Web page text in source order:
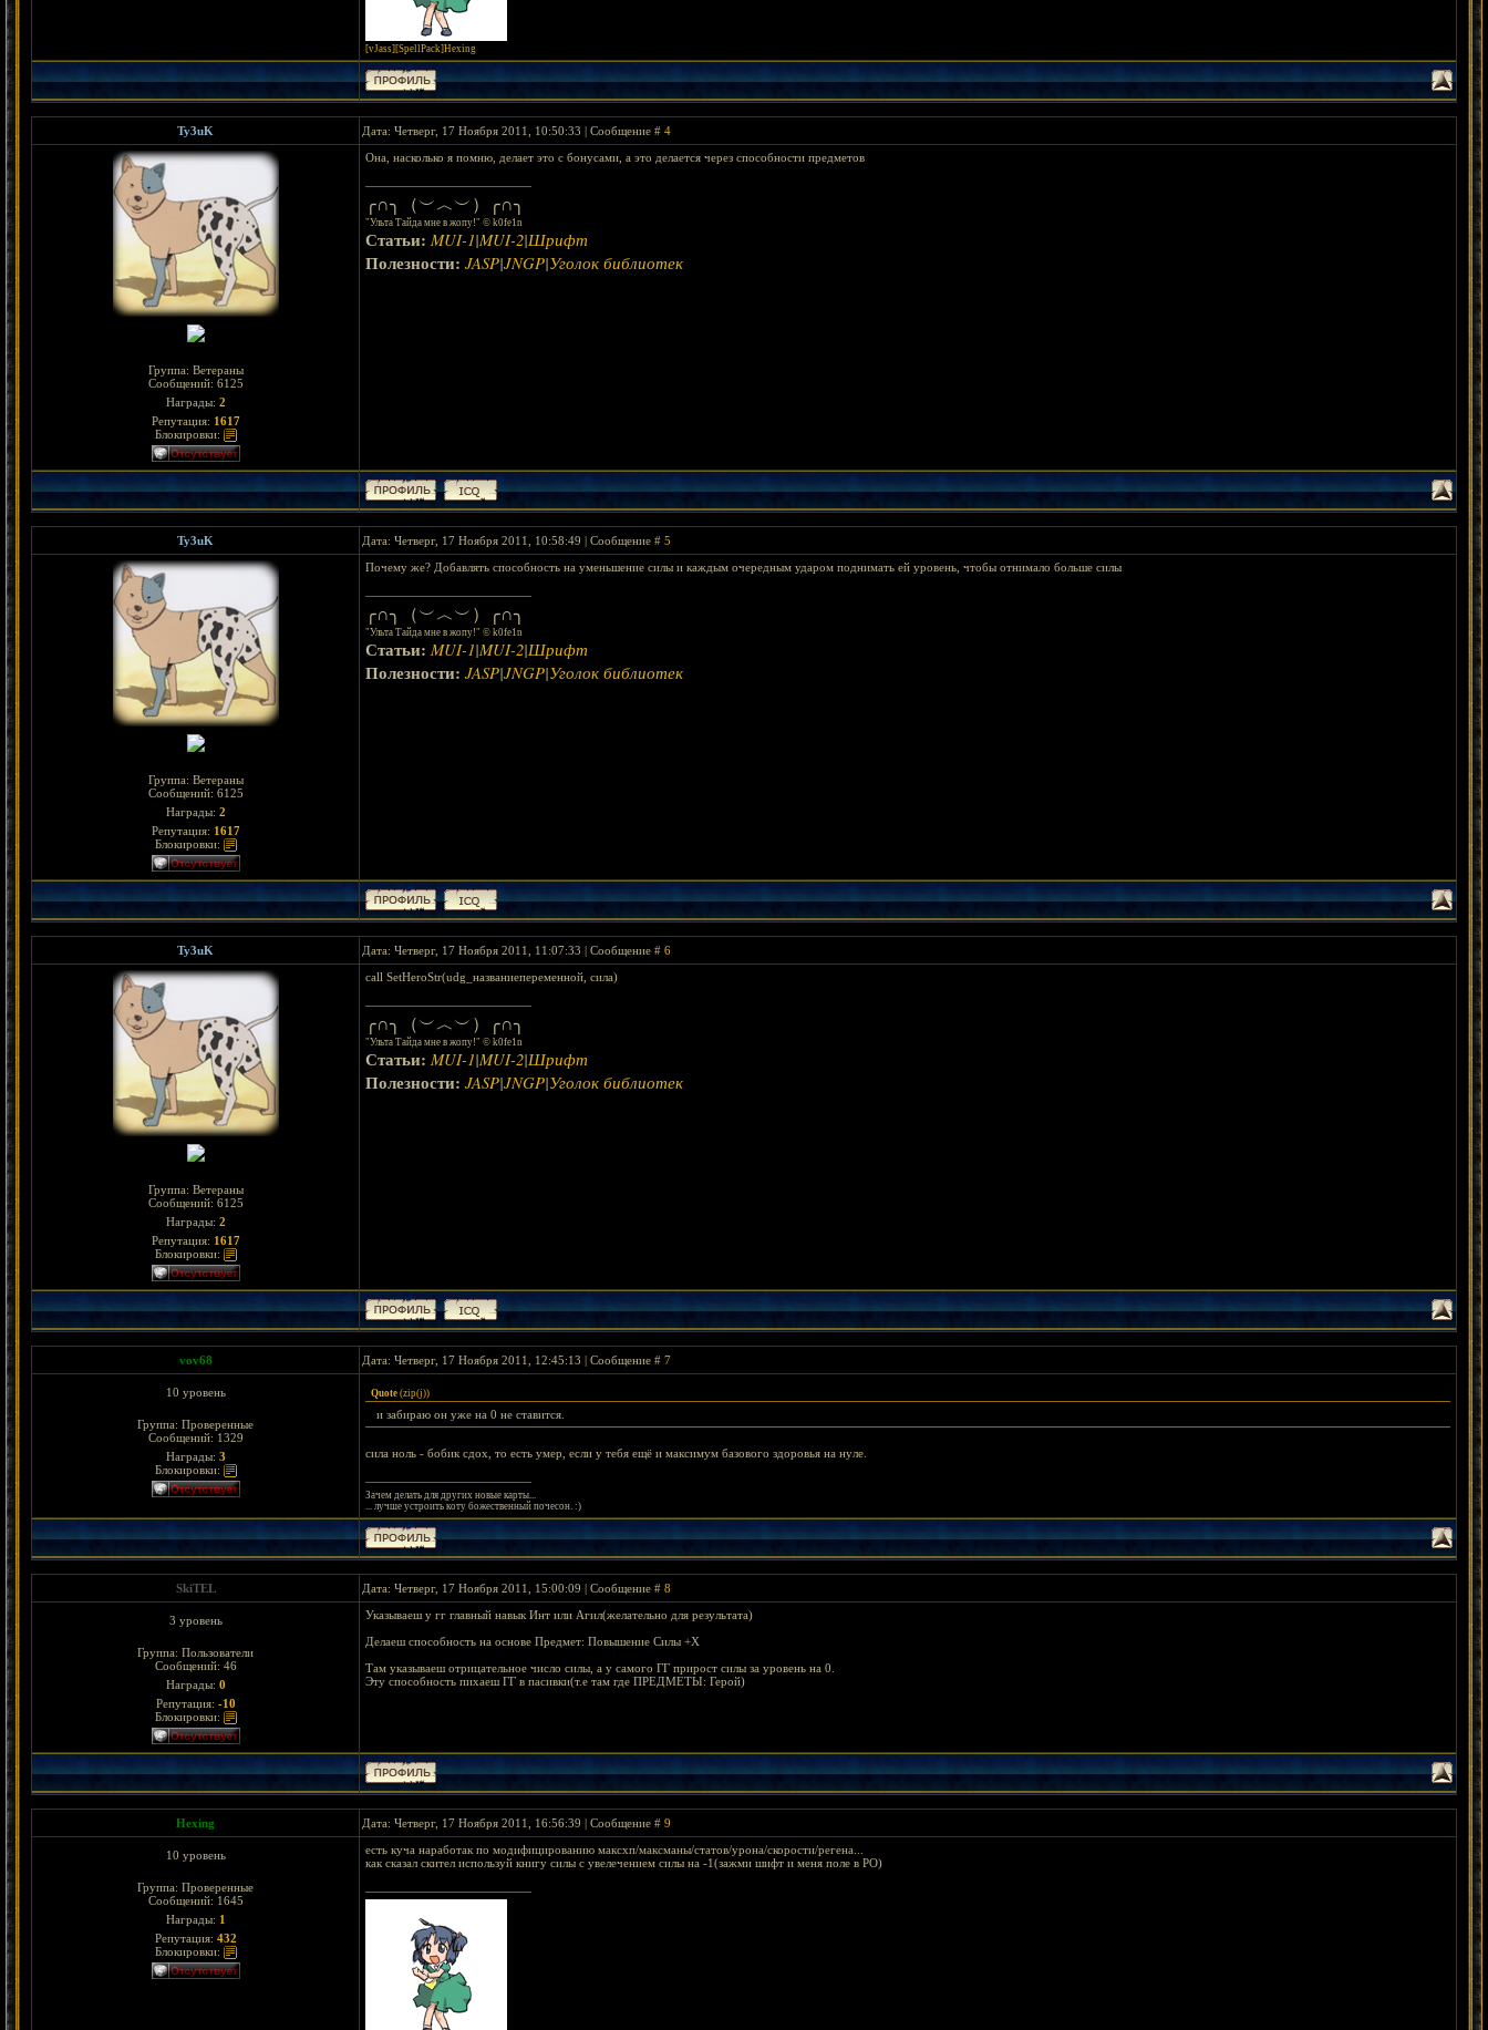
[vJass][SpellPack]Hexing
Ty3uK Дата: Четверг, 17 Ноября 2011, 10:50:33 | Сообщение # 4
Группа: Ветераны
Сообщений: 6125
Награды: 2
Репутация: 1617
Блокировки:
Она, насколько я помню, делает это с бонусами, а это делается через способности предметов
╭∩╮（︶︿︶）╭∩╮
"Ульта Тайда мне в жопу!" © k0fe1n
Статьи: MUI-1|MUI-2|Шрифт
Полезности: JASP|JNGP|Уголок библиотек
Ty3uK Дата: Четверг, 17 Ноября 2011, 10:58:49 | Сообщение # 5
Группа: Ветераны
Сообщений: 6125
Награды: 2
Репутация: 1617
Блокировки:
Почему же? Добавлять способность на уменьшение силы и каждым очередным ударом поднимать ей уровень, чтобы отнимало больше силы
╭∩╮（︶︿︶）╭∩╮
"Ульта Тайда мне в жопу!" © k0fe1n
Статьи: MUI-1|MUI-2|Шрифт
Полезности: JASP|JNGP|Уголок библиотек
Ty3uK Дата: Четверг, 17 Ноября 2011, 11:07:33 | Сообщение # 6
Группа: Ветераны
Сообщений: 6125
Награды: 2
Репутация: 1617
Блокировки:
call SetHeroStr(udg_названиепеременной, сила)
╭∩╮（︶︿︶）╭∩╮
"Ульта Тайда мне в жопу!" © k0fe1n
Статьи: MUI-1|MUI-2|Шрифт
Полезности: JASP|JNGP|Уголок библиотек
vov68 Дата: Четверг, 17 Ноября 2011, 12:45:13 | Сообщение # 7
10 уровень
Группа: Проверенные
Сообщений: 1329
Награды: 3
Блокировки:
Quote (zip(j))
и забираю он уже на 0 не ставится.
сила ноль - бобик сдох, то есть умер, если у тебя ещё и максимум базового здоровья на нуле.
Зачем делать для других новые карты...
... лучше устроить коту божественный почесон. :)
SkiTEL Дата: Четверг, 17 Ноября 2011, 15:00:09 | Сообщение # 8
3 уровень
Группа: Пользователи
Сообщений: 46
Награды: 0
Репутация: -10
Блокировки:
Указываеш у гг главный навык Инт или Агил(желательно для результата)
Делаеш способность на основе Предмет: Повышение Силы +Х
Там указываеш отрицательное число силы, а у самого ГГ прирост силы за уровень на 0.
Эту способность пихаеш ГГ в пасивки(т.е там где ПРЕДМЕТЫ: Герой)
Hexing Дата: Четверг, 17 Ноября 2011, 16:56:39 | Сообщение # 9
10 уровень
Группа: Проверенные
Сообщений: 1645
Награды: 1
Репутация: 432
Блокировки:
есть куча наработак по модифицированию максхп/максманы/статов/урона/скорости/регена...
как сказал скител используй книгу силы с увелечением силы на -1(зажми шифт и меня поле в РО)